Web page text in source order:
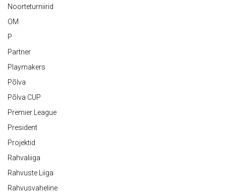
Noorteturniirid
OM
P
Partner
Playmakers
Põlva
Põlva CUP
Premier League
President
Projektid
Rahvaliiga
Rahvuste Liiga
Rahvusvaheline